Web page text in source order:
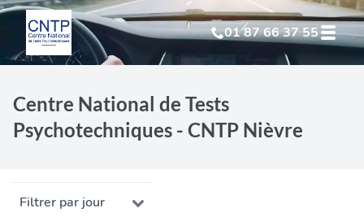
01 87 66 37 55
Test Psychotechnique suite à annulation
Test Psychotechnique
Centre National de Tests
Psychotechniques - CNTP Nièvre
Filtrer par jour